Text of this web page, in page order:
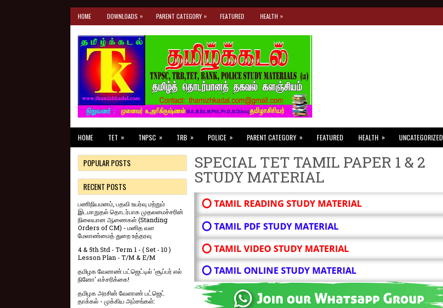
HOME DOWNLOADS » PARENT CATEGORY » FEATURED HEALTH »
HOME TET » TNPSC » TRB » POLICE » PARENT CATEGORY » FEATURED HEALTH » UNCATEGORIZED
SPECIAL TET TAMIL PAPER 1 & 2
STUDY MATERIAL
⭕ TAMIL READING STUDY MATERIAL
⭕ TAMIL PDF STUDY MATERIAL
⭕ TAMIL VIDEO STUDY MATERIAL
⭕ TAMIL ONLINE STUDY MATERIAL
POPULAR POSTS
RECENT POSTS
பணிநியமனம், பதவி உயர்வு மற்றும்
இடமாறுதல் தொடர்பாக முதலமைச்சரின்
நிலையான ஆணைகள் (Standing
Orders of CM) - மனித வள
மேலாண்மைத் துறை உத்தரவு
4 & 5th Std - Term 1 - ( Set - 10 )
Lesson Plan - T/M & E/M
தமிழக வேளாண் பட்ஜெட்டில் 'சூப்பர் எல்
நினோ' எச்சரிக்கை!
தமிழக அரசின் வேளாண் பட்ஜெட்
தாக்கல் - முக்கிய அம்சங்கள்: